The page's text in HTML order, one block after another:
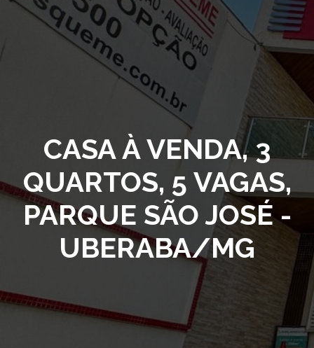
CASA À VENDA, 3
QUARTOS, 5 VAGAS,
PARQUE SÃO JOSÉ -
UBERABA/MG